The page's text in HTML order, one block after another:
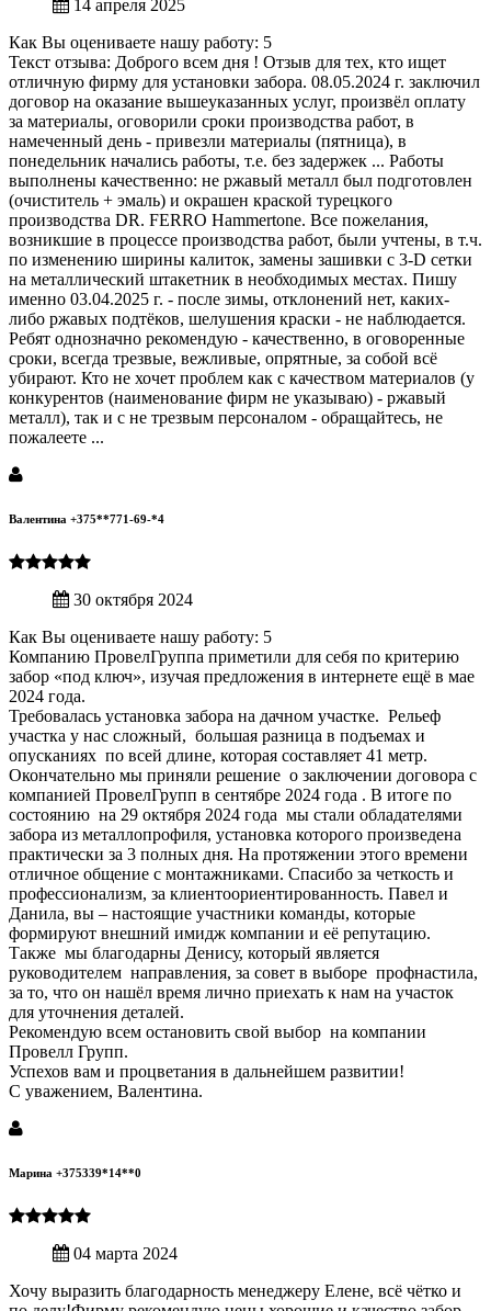
14 апреля 2025
Как Вы оцениваете нашу работу: 5
Текст отзыва: Доброго всем дня ! Отзыв для тех, кто ищет
отличную фирму для установки забора. 08.05.2024 г. заключил
договор на оказание вышеуказанных услуг, произвёл оплату
за материалы, оговорили сроки производства работ, в
намеченный день - привезли материалы (пятница), в
понедельник начались работы, т.е. без задержек ... Работы
выполнены качественно: не ржавый металл был подготовлен
(очиститель + эмаль) и окрашен краской турецкого
производства DR. FERRO Hammertone. Все пожелания,
возникшие в процессе производства работ, были учтены, в т.ч.
по изменению ширины калиток, замены зашивки с 3-D сетки
на металлический штакетник в необходимых местах. Пишу
именно 03.04.2025 г. - после зимы, отклонений нет, каких-
либо ржавых подтёков, шелушения краски - не наблюдается.
Ребят однозначно рекомендую - качественно, в оговоренные
сроки, всегда трезвые, вежливые, опрятные, за собой всё
убирают. Кто не хочет проблем как с качеством материалов (у
конкурентов (наименование фирм не указываю) - ржавый
металл), так и с не трезвым персоналом - обращайтесь, не
пожалеете ...
Валентина +375**771-69-*4
30 октября 2024
Как Вы оцениваете нашу работу: 5
Компанию ПровелГруппа приметили для себя по критерию
забор «под ключ», изучая предложения в интернете ещё в мае
2024 года.
Требовалась установка забора на дачном участке. Рельеф
участка у нас сложный, большая разница в подъемах и
опусканиях по всей длине, которая составляет 41 метр.
Окончательно мы приняли решение о заключении договора с
компанией ПровелГрупп в сентябре 2024 года . В итоге по
состоянию на 29 октября 2024 года мы стали обладателями
забора из металлопрофиля, установка которого произведена
практически за 3 полных дня. На протяжении этого времени
отличное общение с монтажниками. Спасибо за четкость и
профессионализм, за клиентоориентированность. Павел и
Данила, вы – настоящие участники команды, которые
формируют внешний имидж компании и её репутацию.
Также мы благодарны Денису, который является
руководителем направления, за совет в выборе профнастила,
за то, что он нашёл время лично приехать к нам на участок
для уточнения деталей.
Рекомендую всем остановить свой выбор на компании
Провелл Групп.
Успехов вам и процветания в дальнейшем развитии!
С уважением, Валентина.
Марина +375339*14**0
04 марта 2024
Хочу выразить благодарность менеджеру Елене, всё чётко и